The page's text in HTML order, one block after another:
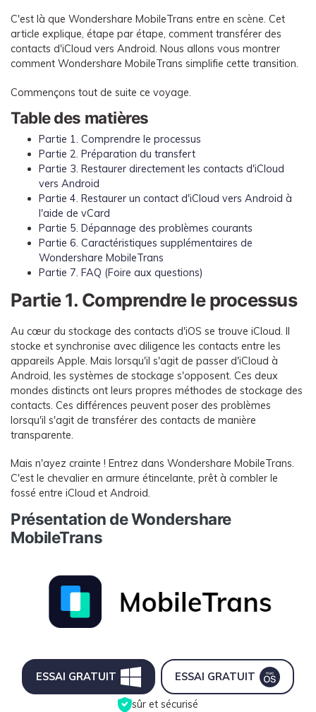
C'est là que Wondershare MobileTrans entre en scène. Cet
article explique, étape par étape, comment transférer des
contacts d'iCloud vers Android. Nous allons vous montrer
comment Wondershare MobileTrans simplifie cette transition.
Commençons tout de suite ce voyage.
Table des matières
Partie 1. Comprendre le processus
Partie 2. Préparation du transfert
Partie 3. Restaurer directement les contacts d'iCloud
vers Android
Partie 4. Restaurer un contact d'iCloud vers Android à
l'aide de vCard
Partie 5. Dépannage des problèmes courants
Partie 6. Caractéristiques supplémentaires de
Wondershare MobileTrans
Partie 7. FAQ (Foire aux questions)
Partie 1. Comprendre le processus
Au cœur du stockage des contacts d'iOS se trouve iCloud. Il
stocke et synchronise avec diligence les contacts entre les
appareils Apple. Mais lorsqu'il s'agit de passer d'iCloud à
Android, les systèmes de stockage s'opposent. Ces deux
mondes distincts ont leurs propres méthodes de stockage des
contacts. Ces différences peuvent poser des problèmes
lorsqu'il s'agit de transférer des contacts de manière
transparente.
Mais n'ayez crainte ! Entrez dans Wondershare MobileTrans.
C'est le chevalier en armure étincelante, prêt à combler le
fossé entre iCloud et Android.
Présentation de Wondershare
MobileTrans
ESSAI GRATUIT ESSAI GRATUIT
sûr et sécurisé